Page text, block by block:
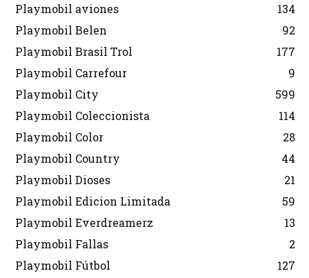
Playmobil aviones
134
Playmobil Belen
92
Playmobil Brasil Trol
177
Playmobil Carrefour
9
Playmobil City
599
Playmobil Coleccionista
114
Playmobil Color
28
Playmobil Country
44
Playmobil Dioses
21
Playmobil Edicion Limitada
59
Playmobil Everdreamerz
13
Playmobil Fallas
2
Playmobil Fútbol
127